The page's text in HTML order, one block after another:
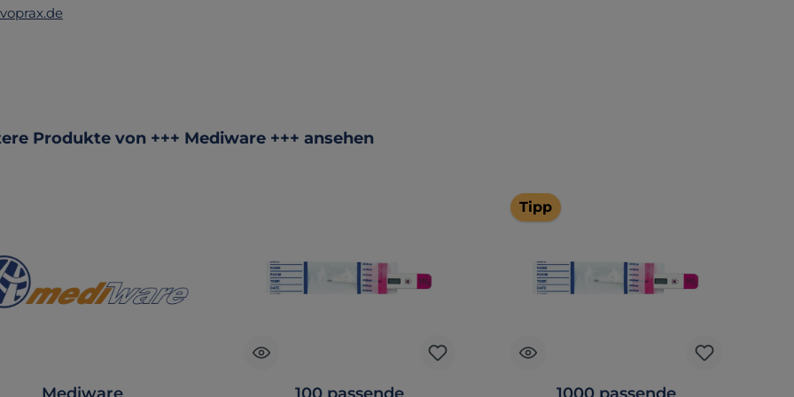
überspringen
Produkte von +++ Mediware +++ ansehen
Tipp